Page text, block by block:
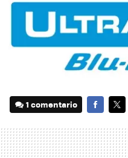
1 comentario